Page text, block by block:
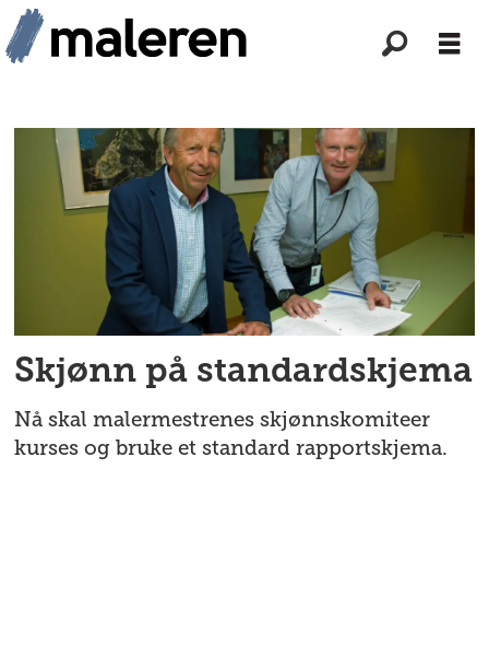
tvist
Skjønn på standardskjema
Nå skal malermestrenes skjønnskomiteer
kurses og bruke et standard rapportskjema.